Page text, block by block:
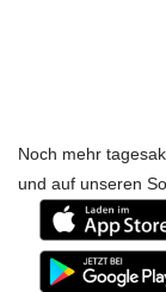
Noch mehr
und auf unseren